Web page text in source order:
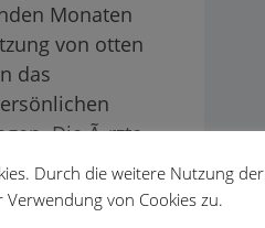
Monaten
von otten
das
Die Ã„rzte
Passwort
Durch die weitere Nutzung der
Verwendung von Cookies zu.